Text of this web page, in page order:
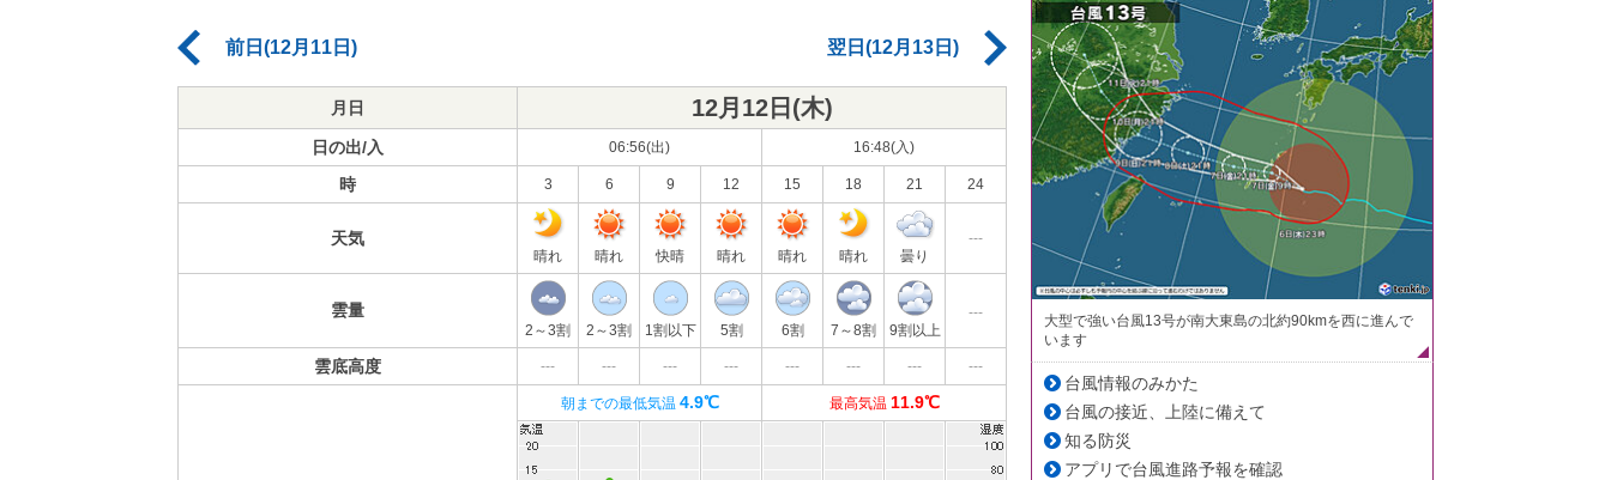
前日(12月11日) 翌日(12月13日)
月日 12月12日(木)
日の出/入 06:56(出) 16:48(入)
時 3 6 9 12 15 18 21 24
天気
晴れ 晴れ 快晴 晴れ 晴れ 晴れ 曇り
---
雲量
2～3割 2～3割 1割以下 5割 6割 7～8割 9割以上
---
雲底高度 --- --- --- --- --- --- --- ---
朝までの最低気温 4.9℃ 最高気温 11.9℃
大型で強い台風13号が南大東島の北約90kmを西に進んで
います
台風情報のみかた
台風の接近、上陸に備えて
知る防災
アプリで台風進路予報を確認